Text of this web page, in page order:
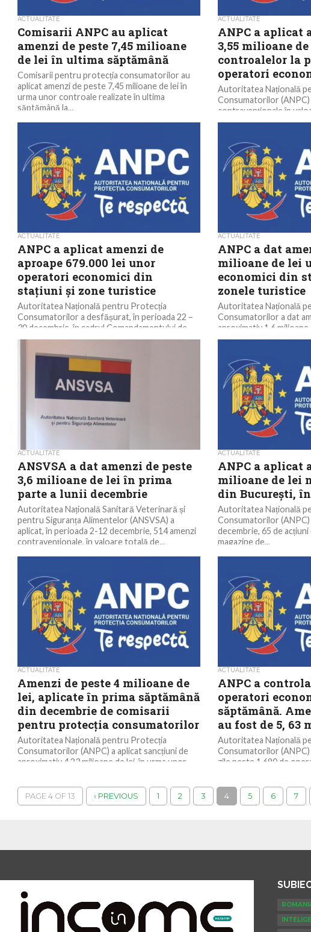
ACTUALITATE
Comisarii ANPC au aplicat
amenzi de peste 7,45 milioane
de lei în ultima săptămână
Comisarii pentru protecția consumatorilor au
aplicat amenzi de peste 7,45 milioane de lei în
urma unor controale realizate în ultima
săptămână la...
ACTUALITATE
ANPC a aplicat
3,55 milioane
controalelor la
operatori
Autoritatea Națională
Consumatorilor (ANPC)
contravenționale în
milioane de lei, și a dat
ACTUALITATE
ANPC a aplicat amenzi de
aproape 679.000 lei unor
operatori economici din
stațiuni și zone turistice
Autoritatea Națională pentru Protecția
Consumatorilor a desfășurat, în perioada 22 –
30 decembrie, în cadrul Comandamentului de
Iarnă 2025, acțiuni de control...
ACTUALITATE
ANPC a dat
milioane de lei
economici din
zonele turistice
Autoritatea Națională
Consumatorilor a dat
aproximativ 1,6
economici din stațiunile
ACTUALITATE
ANSVSA a dat amenzi de peste
3,6 milioane de lei în prima
parte a lunii decembrie
Autoritatea Națională Sanitară Veterinară și
pentru Siguranța Alimentelor (ANSVSA) a
aplicat, în perioada 2-12 decembrie, 514 amenzi
contravenționale, în valoare totală de...
ACTUALITATE
ANPC a aplicat
milioane de lei
din București,
Autoritatea Națională
Consumatorilor
decembrie, 65 de
magazine de...
ACTUALITATE
Amenzi de peste 4 milioane de
lei, aplicate în prima săptămână
din decembrie de comisarii
pentru protecția consumatorilor
Autoritatea Națională pentru Protecția
Consumatorilor (ANPC) a aplicat sancțiuni de
aproximativ 4,23 milioane de lei, în urma unor
ACTUALITATE
ANPC a
operatori
săptămână.
au fost de 5, 63
Autoritatea Națională
Consumatorilor
zile peste 1.690 de
PAGE 4 OF 13 ‹ PREVIOUS 1 2 3 4 5 6 7